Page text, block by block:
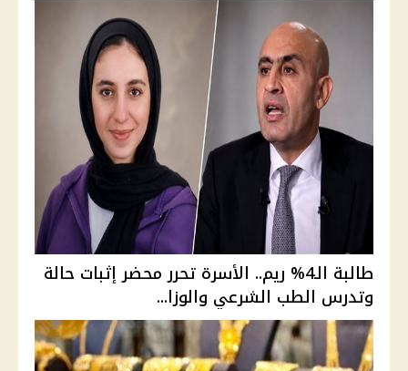
طالبة الـ4% ريم.. الأسرة تحرر محضر إثبات حالة
وتدرس الطب الشرعي والوزا...